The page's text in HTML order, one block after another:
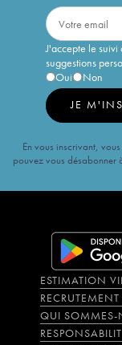
J'accepte le suivi
suggestions
Oui
Non
JE
En vous inscrivant,
pouvez vous désabonner
ESTIMATION
RECRUTEMENT
QUI SOMMES-